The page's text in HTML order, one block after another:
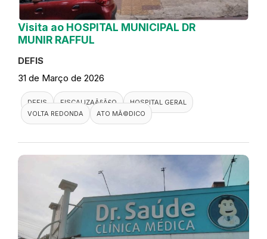
Visita ao HOSPITAL MUNICIPAL DR
MUNIR RAFFUL
DEFIS
31 de Março de 2026
DEFIS FISCALIZAÃ§Ã£O
HOSPITAL GERAL
VOLTA REDONDA
ATO MÃ©DICO